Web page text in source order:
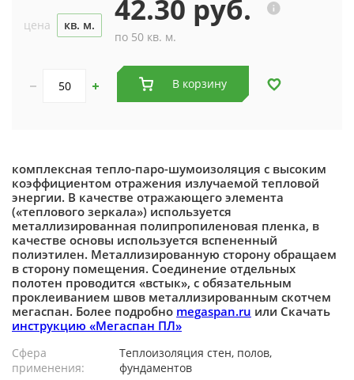
цена кв. м. 42.30 руб.
по 50 кв. м.
В корзину
комплексная тепло-паро-шумоизоляция с высоким
коэффициентом отражения излучаемой тепловой
энергии. В качестве отражающего элемента
(«теплового зеркала») используется
металлизированная полипропиленовая пленка, в
качестве основы используется вспененный
полиэтилен. Металлизированную сторону обращаем
в сторону помещения. Соединение отдельных
полотен проводится «встык», с обязательным
проклеиванием швов металлизированным скотчем
мегаспан. Более подробно megaspan.ru или Скачать
инструкцию «Мегаспан ПЛ»
Сфера
применения:
Теплоизоляция стен, полов,
фундаментов